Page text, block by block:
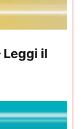
Leggi il